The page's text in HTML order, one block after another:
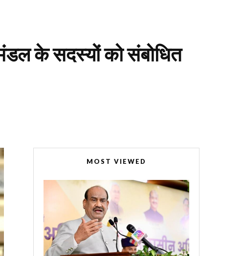
के सदस्यों को संबोधित
MOST VIEWED